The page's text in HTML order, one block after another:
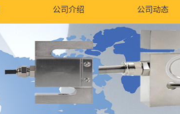
公司介绍 公司动态